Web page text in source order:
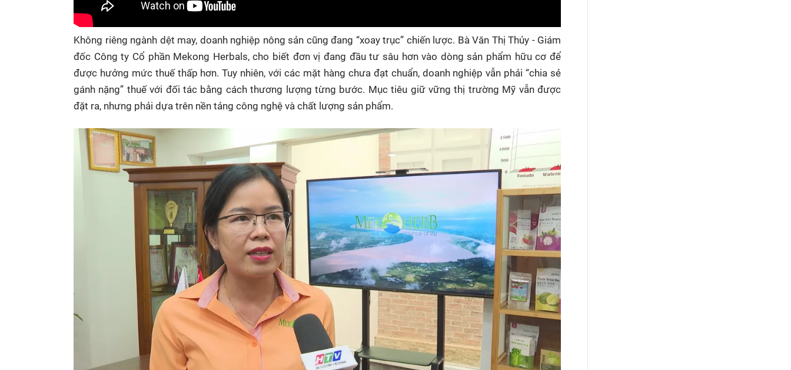
Không riêng ngành dệt may, doanh nghiệp nông sản cũng đang “xoay trục” chiến lược. Bà Văn Thị Thủy - Giám
đốc Công ty Cổ phần Mekong Herbals, cho biết đơn vị đang đầu tư sâu hơn vào dòng sản phẩm hữu cơ để
được hưởng mức thuế thấp hơn. Tuy nhiên, với các mặt hàng chưa đạt chuẩn, doanh nghiệp vẫn phải “chia sẻ
gánh nặng” thuế với đối tác bằng cách thương lượng từng bước. Mục tiêu giữ vững thị trường Mỹ vẫn được
đặt ra, nhưng phải dựa trên nền tảng công nghệ và chất lượng sản phẩm.